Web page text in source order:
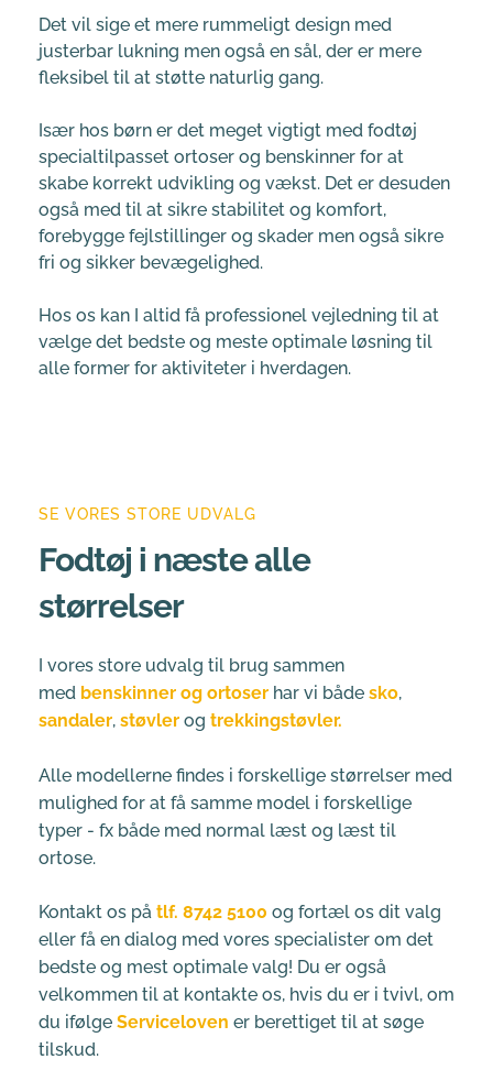
Det vil sige et mere rummeligt design med
justerbar lukning men også en sål, der er mere
fleksibel til at støtte naturlig gang.
Især hos børn er det meget vigtigt med fodtøj
specialtilpasset ortoser og benskinner for at
skabe korrekt udvikling og vækst. Det er desuden
også med til at sikre stabilitet og komfort,
forebygge fejlstillinger og skader men også sikre
fri og sikker bevægelighed.
Hos os kan I altid få professionel vejledning til at
vælge det bedste og meste optimale løsning til
alle former for aktiviteter i hverdagen.
SE VORES STORE UDVALG
Fodtøj i næste alle
størrelser
I vores store udvalg til brug sammen
med benskinner og ortoser har vi både sko
sandaler, støvler og trekkingstøvler.
Alle modellerne findes i forskellige størrelser med
mulighed for at få samme model i forskellige
typer - fx både med normal læst og læst til
ortose.
Kontakt os på tlf. 8742 5100 og fortæl os dit valg
eller få en dialog med vores specialister om det
bedste og mest optimale valg! Du er også
velkommen til at kontakte os, hvis du er i tvivl, om
du ifølge Serviceloven er berettiget til at søge
tilskud.